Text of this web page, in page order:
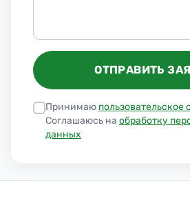
ОТПРАВИТЬ
Принимаю пользовательское
Соглашаюсь на обработку
данных